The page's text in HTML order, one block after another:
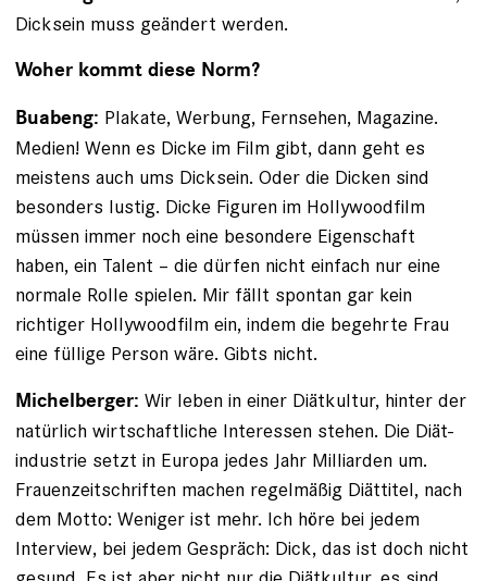
Dicksein muss geändert werden.
Woher kommt diese Norm?
Buabeng: Plakate, Werbung, Fernsehen, Magazine.
Medien! Wenn es Dicke im Film gibt, dann geht es
meistens auch ums Dicksein. Oder die Dicken sind
besonders ­lustig. Dicke Figuren im Hollywoodfilm
müssen immer noch ­eine besondere Eigenschaft
haben, ein Talent – die ­dürfen nicht einfach nur eine
normale Rolle spielen. Mir fällt spontan gar kein
richtiger Hollywoodfilm ein, indem die begehrte Frau
eine füllige Person wäre. Gibts nicht.
Michelberger: Wir leben in einer Diätkultur, hinter der
natürlich wirtschaftliche Interessen stehen. Die Diät­
industrie setzt in Europa jedes Jahr Milliarden um.
Frauen­zeitschriften machen regelmäßig Diättitel, nach
dem Motto: Weniger ist mehr. Ich höre bei jedem
Interview, bei jedem Gespräch: Dick, das ist doch nicht